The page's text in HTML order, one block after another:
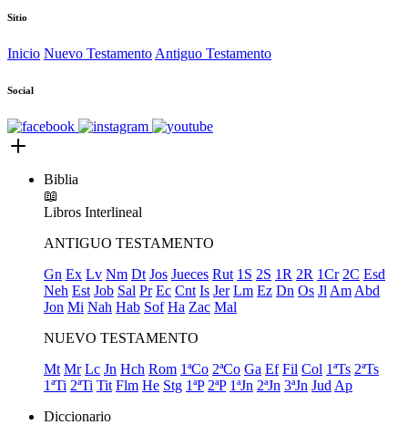
Sitio
Inicio Nuevo Testamento Antiguo Testamento
Social
Biblia
📖
Libros Interlineal
ANTIGUO TESTAMENTO
Gn Ex Lv Nm Dt Jos Jueces Rut 1S 2S 1R 2R 1Cr 2C Esd
Neh Est Job Sal Pr Ec Cnt Is Jer Lm Ez Dn Os Jl Am Abd
Jon Mi Nah Hab Sof Ha Zac Mal
NUEVO TESTAMENTO
Mt Mr Lc Jn Hch Rom 1ªCo 2ªCo Ga Ef Fil Col 1ªTs 2ªTs
1ªTi 2ªTi Tit Flm He Stg 1ªP 2ªP 1ªJn 2ªJn 3ªJn Jud Ap
Diccionario